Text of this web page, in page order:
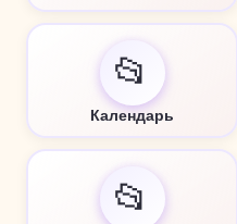
📂
Календарь
📂